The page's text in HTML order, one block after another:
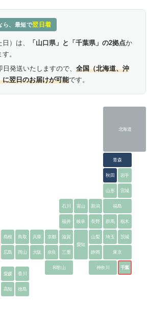
ら、最短で翌日着
）は、 「山口県」と「千葉県」の2拠点か
。
日発送いたしますので、全国（北海道、沖
に翌日のお届けが可能です。
北海道
青森
秋田 岩手
山形 宮城
石川 富山 新潟 福島
福井 岐阜 長野 群馬 栃木
島根 鳥取 兵庫 京都
滋賀
愛知
山梨 埼玉 茨城
広島 岡山 大阪 奈良 三重 東京
愛媛
香川
和歌山
静岡
神奈川 千葉
高知
徳島